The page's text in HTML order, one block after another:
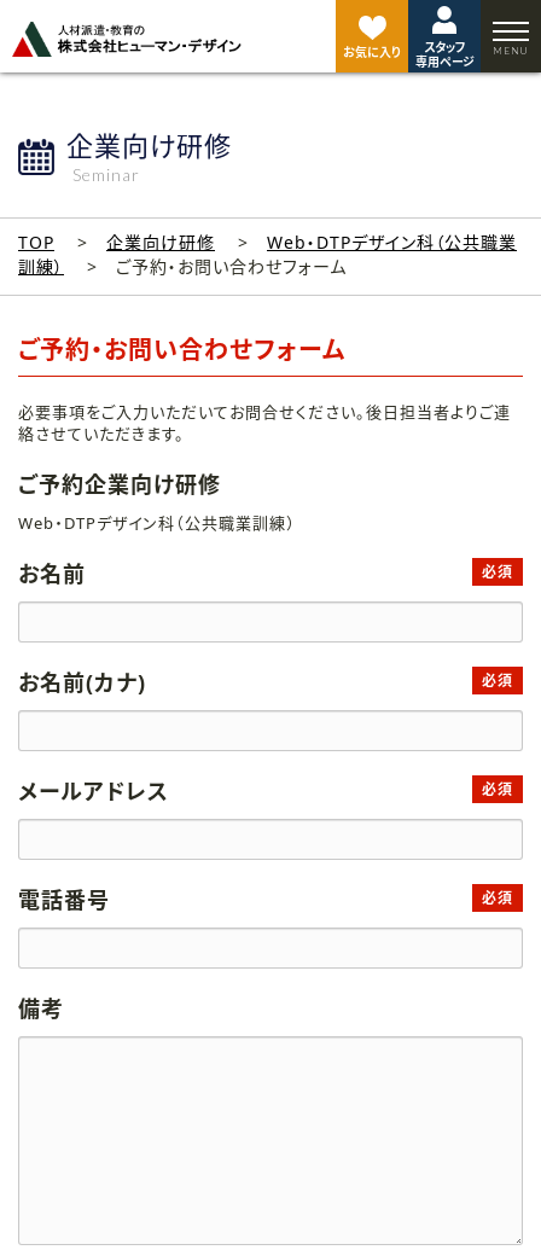
お気に入り
スタッフ
専用ページ
企業向け研修
Seminar
TOP 企業向け研修
Web・DTPデザイン科（公共職業
訓練）
ご予約・お問い合わせフォーム
ご予約・お問い合わせフォーム
必要事項をご入力いただいてお問合せください。後日担当者よりご連
絡させていただきます。
ご予約企業向け研修
Web・DTPデザイン科（公共職業訓練）
お名前 必須
お名前(カナ) 必須
メールアドレス 必須
電話番号 必須
備考
ジ
ト